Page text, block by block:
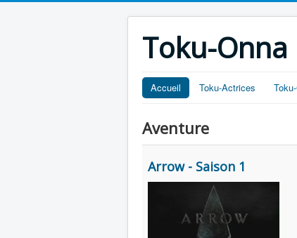
Toku-Onna
Accueil Toku-Actrices
Aventure
Arrow - Saison 1